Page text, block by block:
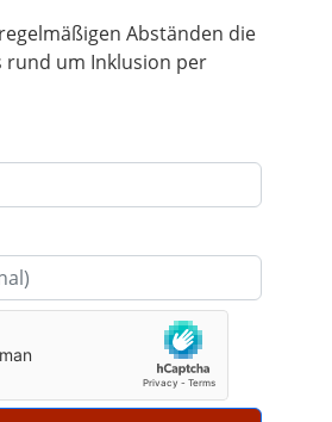
Abständen die
rund um Inklusion per